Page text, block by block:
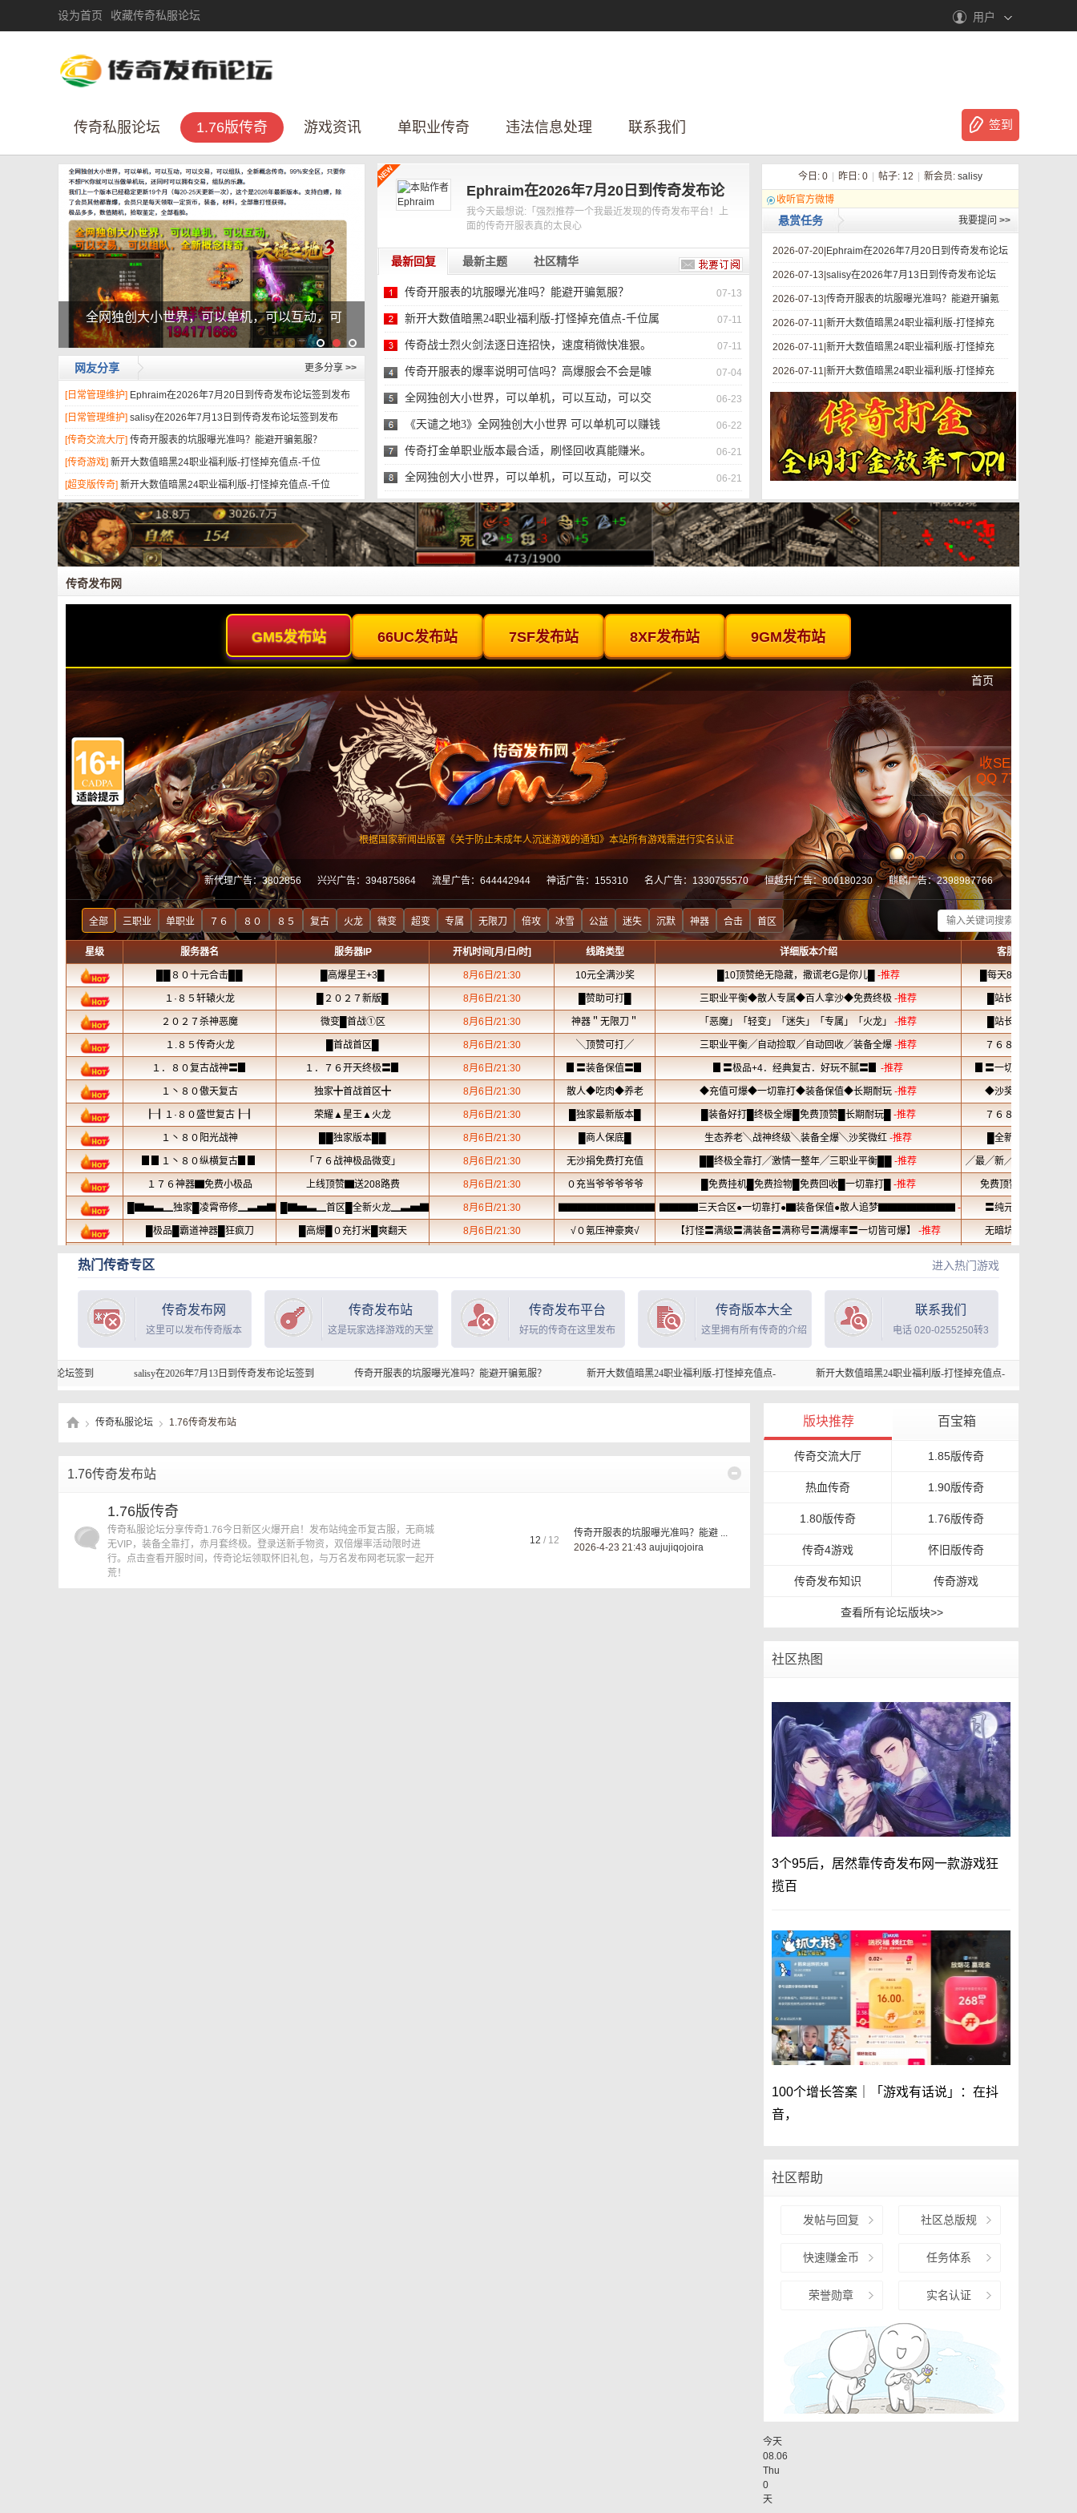
设为首页 收藏传奇私服论坛 用户
传奇私服论坛 1.76版传奇 游戏资讯 单职业传奇 违法信息处理 联系我们 签到
传奇私服论坛：为什么二十年过去了，它们依
网友分享 更多分享 >>
[日常管理维护] Ephraim在2026年7月20日到传奇发布论坛签到发布
[日常管理维护] salisy在2026年7月13日到传奇发布论坛签到发布
[传奇交流大厅] 传奇开服表的坑服曝光准吗？能避开骗氪服？
[传奇游戏] 新开大数值暗黑24职业福利版-打怪掉充值点-千位
[超变版传奇] 新开大数值暗黑24职业福利版-打怪掉充值点-千位
Ephraim在2026年7月20日到传奇发布论
我今天最想说:「强烈推荐一个我最近发现的传奇发布平台！上
面的传奇开服表真的太良心
最新回复 最新主题 社区精华
传奇开服表的坑服曝光准吗？能避开骗氪服？ 07-13
新开大数值暗黑24职业福利版-打怪掉充值点-千位属
性-
07-11
传奇战士烈火剑法逐日连招快，速度稍微快准狠。 07-11
传奇开服表的爆率说明可信吗？高爆服会不会是噱
头？
07-04
全网独创大小世界，可以单机，可以互动，可以交
易，可
06-23
《天谴之地3》全网独创大小世界 可以单机可以赚钱
的传
06-22
传奇打金单职业版本最合适，刷怪回收真能赚米。 06-21
全网独创大小世界，可以单机，可以互动，可以交
易，可
06-21
今日: 0 昨日: 0 帖子: 12 新会员: salisy
收听官方微博
悬赏任务 我要提问 >>
2026-07-20| Ephraim在2026年7月20日到传奇发布论坛
2026-07-13| salisy在2026年7月13日到传奇发布论坛
2026-07-13| 传奇开服表的坑服曝光准吗？能避开骗氪
2026-07-11| 新开大数值暗黑24职业福利版-打怪掉充
2026-07-11| 新开大数值暗黑24职业福利版-打怪掉充
2026-07-11| 新开大数值暗黑24职业福利版-打怪掉充
传奇发布网
热门传奇专区 进入热门游戏
传奇发布网
这里可以发布传奇版本
传奇发布站
这是玩家选择游戏的天堂
传奇发布平台
好玩的传奇在这里发布
传奇版本大全
这里拥有所有传奇的介绍
联系我们
电话 020-0255250转3
salisy在2026年7月13日到传奇发布论坛签到 传奇开服表的坑服曝光准吗？能避开骗氪服？ 新开大数值暗黑24职业福利版-打怪掉充值点- 新开大数值暗黑24职业福利版-打怪掉充值点- 新开大数值暗黑24职业福
传奇私服论坛 1.76传奇发布站
1.76传奇发布站
1.76版传奇
传奇私服论坛分享传奇1.76今日新区火爆开启！发布站纯金币复古服，无商城
无VIP，装备全靠打，赤月套终极。登录送新手物资，双倍爆率活动限时进
行。点击查看开服时间，传奇论坛领取怀旧礼包，与万名发布网老玩家一起开
荒！
12 / 12
传奇开服表的坑服曝光准吗？能避 ...
2026-4-23 21:43 aujujiqojoira
版块推荐 百宝箱
传奇交流大厅 1.85版传奇
热血传奇 1.90版传奇
1.80版传奇 1.76版传奇
传奇4游戏 怀旧版传奇
传奇发布知识 传奇游戏
查看所有论坛版块>>
社区热图
3个95后，居然靠传奇发布网一款游戏狂
揽百
100个增长答案｜「游戏有话说」：在抖
音，
社区帮助
发帖与回复 社区总版规
快速赚金币 任务体系
荣誉勋章 实名认证
今天
08.06
Thu
0
天